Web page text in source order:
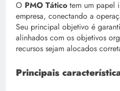
O PMO Tático tem um papel
empresa, conectando a
Seu principal objetivo é
alinhados com os objetivos
recursos sejam alocados
Principais